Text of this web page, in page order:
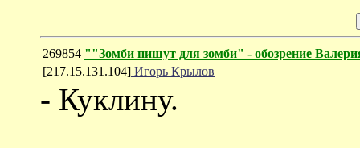
269854 ""Зомби пишут для зомби" - обозрение
[217.15.131.104] Игорь Крылов
- Куклину.